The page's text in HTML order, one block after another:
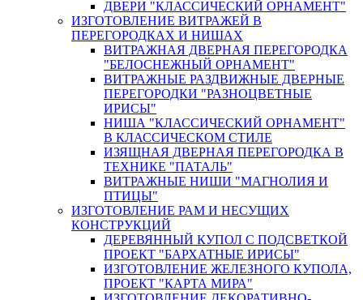
ДВЕРИ "КЛАССИЧЕСКИЙ ОРНАМЕНТ"
ИЗГОТОВЛЕНИЕ ВИТРАЖЕЙ В
ПЕРЕГОРОДКАХ И НИШАХ
ВИТРАЖНАЯ ДВЕРНАЯ ПЕРЕГОРОДКА
"БЕЛОСНЕЖНЫЙ ОРНАМЕНТ"
ВИТРАЖНЫЕ РАЗДВИЖНЫЕ ДВЕРНЫЕ
ПЕРЕГОРОДКИ "РАЗНОЦВЕТНЫЕ
ИРИСЫ"
НИША "КЛАССИЧЕСКИЙ ОРНАМЕНТ"
В КЛАССИЧЕСКОМ СТИЛЕ
ИЗЯЩНАЯ ДВЕРНАЯ ПЕРЕГОРОДКА В
ТЕХНИКЕ "ПАТАЛЬ"
ВИТРАЖНЫЕ НИШИ "МАГНОЛИЯ И
ПТИЦЫ"
ИЗГОТОВЛЕНИЕ РАМ И НЕСУЩИХ
КОНСТРУКЦИЙ
ДЕРЕВЯННЫЙ КУПОЛ С ПОДСВЕТКОЙ
ПРОЕКТ "БАРХАТНЫЕ ИРИСЫ"
ИЗГОТОВЛЕНИЕ ЖЕЛЕЗНОГО КУПОЛА,
ПРОЕКТ "КАРТА МИРА"